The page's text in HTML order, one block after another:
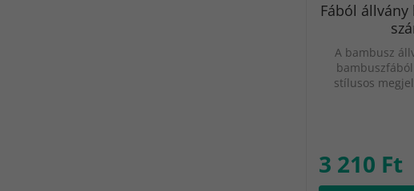
Fából
A bambusz
stílusos
3 210 Ft